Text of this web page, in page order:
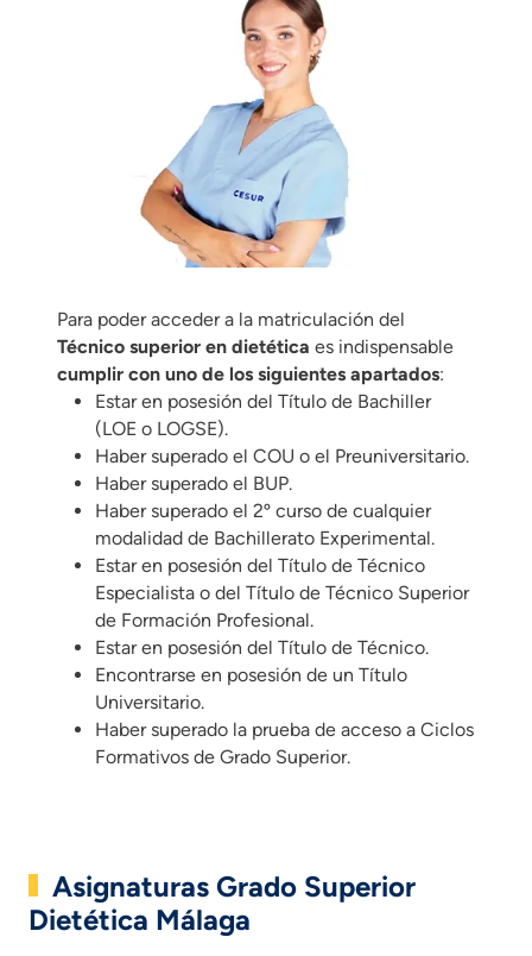
Para poder acceder a la matriculación del
Técnico superior en dietética es indispensable
cumplir con uno de los siguientes apartados:
Estar en posesión del Título de Bachiller
(LOE o LOGSE).
Haber superado el COU o el Preuniversitario.
Haber superado el BUP.
Haber superado el 2º curso de cualquier
modalidad de Bachillerato Experimental.
Estar en posesión del Título de Técnico
Especialista o del Título de Técnico Superior
de Formación Profesional.
Estar en posesión del Título de Técnico.
Encontrarse en posesión de un Título
Universitario.
Haber superado la prueba de acceso a Ciclos
Formativos de Grado Superior.
Asignaturas Grado Superior
Dietética Málaga